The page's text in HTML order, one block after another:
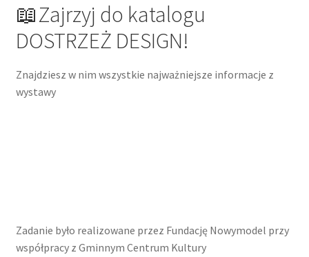
📖Zajrzyj do katalogu
DOSTRZEŻ DESIGN!
Znajdziesz w nim wszystkie najważniejsze informacje z
wystawy
Zadanie było realizowane przez Fundację Nowymodel przy
współpracy z Gminnym Centrum Kultury